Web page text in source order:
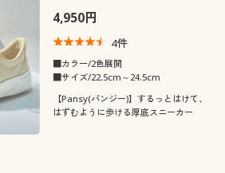
4,950円
4件
■カラー/2色展開
■サイズ/22.5cm～24.5cm
【Pansy(パンジー)】するっとはけて、
はずむように歩ける厚底スニーカー